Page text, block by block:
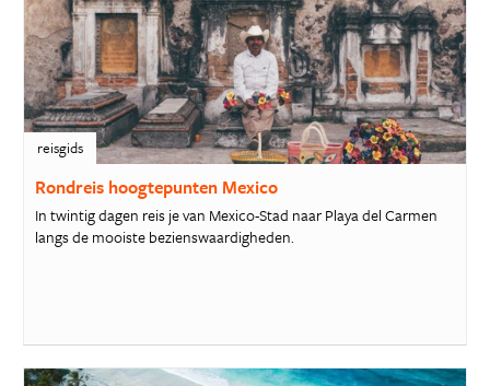
reisgids
Rondreis hoogtepunten Mexico
In twintig dagen reis je van Mexico-Stad naar Playa del Carmen
langs de mooiste bezienswaardigheden.